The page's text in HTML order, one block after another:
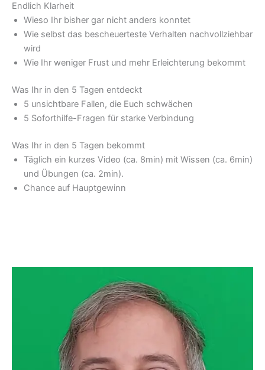
Endlich Klarheit
Wieso Ihr bisher gar nicht anders konntet
Wie selbst das bescheuerteste Verhalten nachvollziehbar
wird
Wie Ihr weniger Frust und mehr Erleichterung bekommt
Was Ihr in den 5 Tagen entdeckt
5 unsichtbare Fallen, die Euch schwächen
5 Soforthilfe-Fragen für starke Verbindung
Was Ihr in den 5 Tagen bekommt
Täglich ein kurzes Video (ca. 8min) mit Wissen (ca. 6min)
und Übungen (ca. 2min).
Chance auf Hauptgewinn